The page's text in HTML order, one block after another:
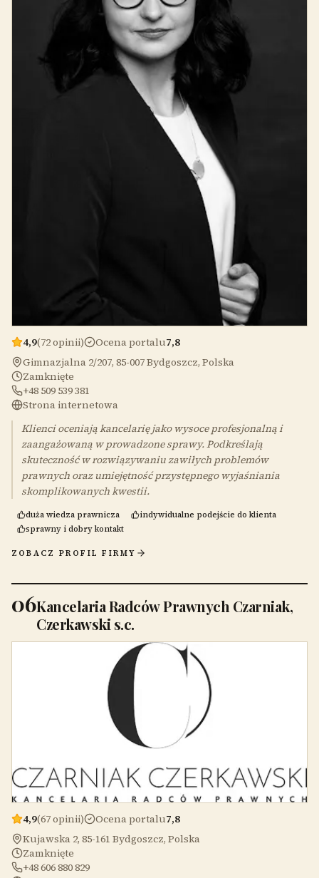
4,9(72 opinii) Ocena portalu7,8
Gimnazjalna 2/207, 85-007 Bydgoszcz, Polska
Zamknięte
+48 509 539 381
Strona internetowa
Klienci oceniają kancelarię jako wysoce profesjonalną i
zaangażowaną w prowadzone sprawy. Podkreślają
skuteczność w rozwiązywaniu zawiłych problemów
prawnych oraz umiejętność przystępnego wyjaśniania
skomplikowanych kwestii.
duża wiedza prawnicza
indywidualne podejście do klienta
sprawny i dobry kontakt
ZOBACZ PROFIL FIRMY
06Kancelaria Radców Prawnych Czarniak,
Czerkawski s.c.
4,9(67 opinii) Ocena portalu7,8
Kujawska 2, 85-161 Bydgoszcz, Polska
Zamknięte
+48 606 880 829